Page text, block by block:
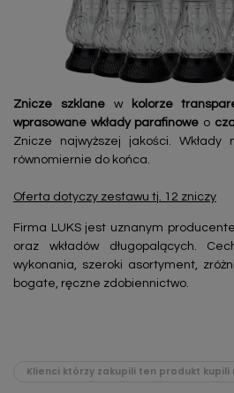
Znicze szklanew kolorze
wprasowane wkłady parafinowe o
Znicze najwyższej jakości.
równomiernie do końca.
Oferta dotyczy zestawu tj. 12 zniczy
Firma LUKS jest uznanym
oraz wkładów długopalących.
wykonania, szeroki asortyment,
bogate, ręczne zdobiennictwo.
Klienci którzy zakupili ten produkt kupili